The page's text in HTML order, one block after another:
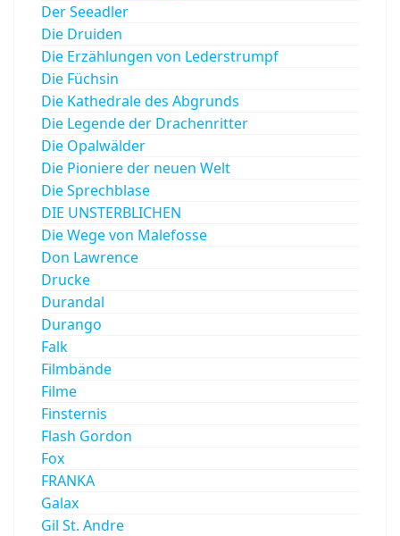
Der Seeadler
Die Druiden
Die Erzählungen von Lederstrumpf
Die Füchsin
Die Kathedrale des Abgrunds
Die Legende der Drachenritter
Die Opalwälder
Die Pioniere der neuen Welt
Die Sprechblase
DIE UNSTERBLICHEN
Die Wege von Malefosse
Don Lawrence
Drucke
Durandal
Durango
Falk
Filmbände
Filme
Finsternis
Flash Gordon
Fox
FRANKA
Galax
Gil St. Andre